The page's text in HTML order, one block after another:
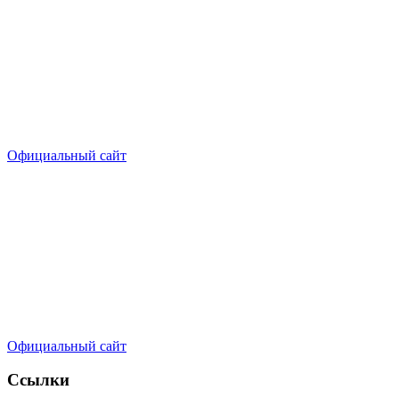
Официальный сайт
Официальный сайт
Ссылки